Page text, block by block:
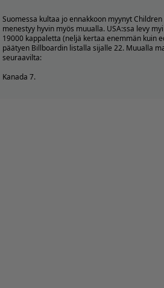
Suomessa kultaa jo ennakkoon myynyt
menestyy hyvin myös muualla. USA:ssa levy
19000 kappaletta (neljä kertaa enemmän kuin
päätyen Billboardin listalla sijalle 22. Muualla
seuraavilta:
Kanada 7.